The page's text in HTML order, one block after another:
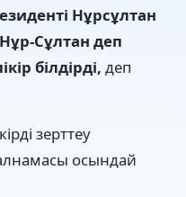
Нұрсұлтан
Сұлтан деп
білдірді, деп
зерттеу
осындай